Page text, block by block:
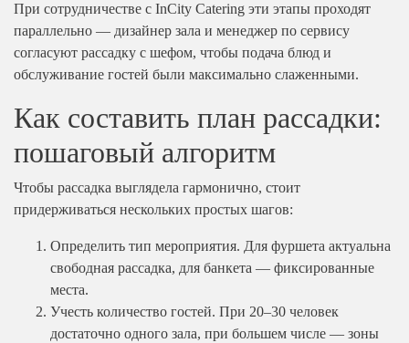
При сотрудничестве с InCity Catering эти этапы проходят
параллельно — дизайнер зала и менеджер по сервису
согласуют рассадку с шефом, чтобы подача блюд и
обслуживание гостей были максимально слаженными.
Как составить план рассадки:
пошаговый алгоритм
Чтобы рассадка выглядела гармонично, стоит
придерживаться нескольких простых шагов:
Определить тип мероприятия. Для фуршета актуальна
свободная рассадка, для банкета — фиксированные
места.
Учесть количество гостей. При 20–30 человек
достаточно одного зала, при большем числе — зоны